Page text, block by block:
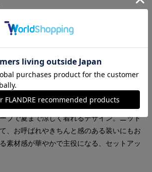
イト バッグ：オフホワイト 「1枚で華や
」 セットアップで着るだけで完成する、
。ふわっと軽やかなグラデーションジャガ
え。上下セットでも、単品使いでも着回し
ブで夏まで涼しく着れるデザイン。ニット
、お呼ばれやきちんと感のある装いにもお
素材感が華やかで主役になる、セットアッ